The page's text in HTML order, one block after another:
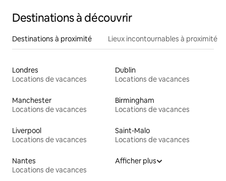
Destinations à découvrir
Destinations à proximité Lieux incontournables à proximité
Londres
Locations de vacances
Dublin
Locations de vacances
Manchester
Locations de vacances
Birmingham
Locations de vacances
Liverpool
Locations de vacances
Saint-Malo
Locations de vacances
Nantes
Locations de vacances
Afficher plus